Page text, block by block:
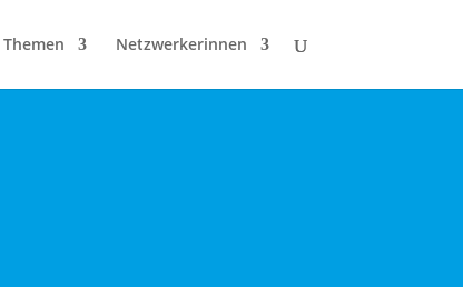
Themen Netzwerkerinnen